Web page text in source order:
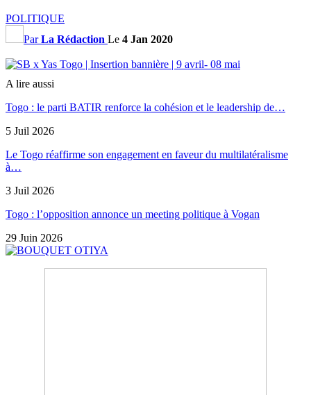
POLITIQUE
ParLa Rédaction Le 4 Jan 2020
A lire aussi
Togo : le parti BATIR renforce la cohésion et le leadership de…
5 Juil 2026
Le Togo réaffirme son engagement en faveur du multilatéralisme
à…
3 Juil 2026
Togo : l’opposition annonce un meeting politique à Vogan
29 Juin 2026